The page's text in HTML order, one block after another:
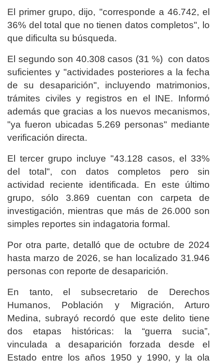
El primer grupo, dijo, "corresponde a 46.742, el
36% del total que no tienen datos completos", lo
que dificulta su búsqueda.
El segundo son 40.308 casos (31 %) con datos
suficientes y "actividades posteriores a la fecha
de su desaparición", incluyendo matrimonios,
trámites civiles y registros en el INE. Informó
además que gracias a los nuevos mecanismos,
"ya fueron ubicadas 5.269 personas" mediante
verificación directa.
El tercer grupo incluye "43.128 casos, el 33%
del total", con datos completos pero sin
actividad reciente identificada. En este último
grupo, sólo 3.869 cuentan con carpeta de
investigación, mientras que más de 26.000 son
simples reportes sin indagatoria formal.
Por otra parte, detalló que de octubre de 2024
hasta marzo de 2026, se han localizado 31.946
personas con reporte de desaparición.
En tanto, el subsecretario de Derechos
Humanos, Población y Migración, Arturo
Medina, subrayó recordó que este delito tiene
dos etapas históricas: la “guerra sucia”,
vinculada a desaparición forzada desde el
Estado entre los años 1950 y 1990, y la ola